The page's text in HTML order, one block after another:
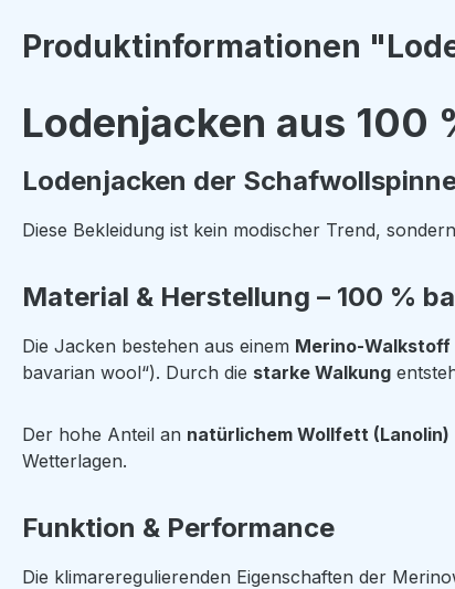
Produktinformationen
Lodenjacken aus 100
Lodenjacken der
Diese Bekleidung ist kein modischer Trend, sondern
Material & Herstellung – 100 %
Die Jacken bestehen aus einem Merino-Walkstoff
bavarian wool“). Durch die starke Walkung
Der hohe Anteil an natürlichem Wollfett (Lanolin)
Wetterlagen.
Funktion & Performance
Die klimareregulierenden Eigenschaften der